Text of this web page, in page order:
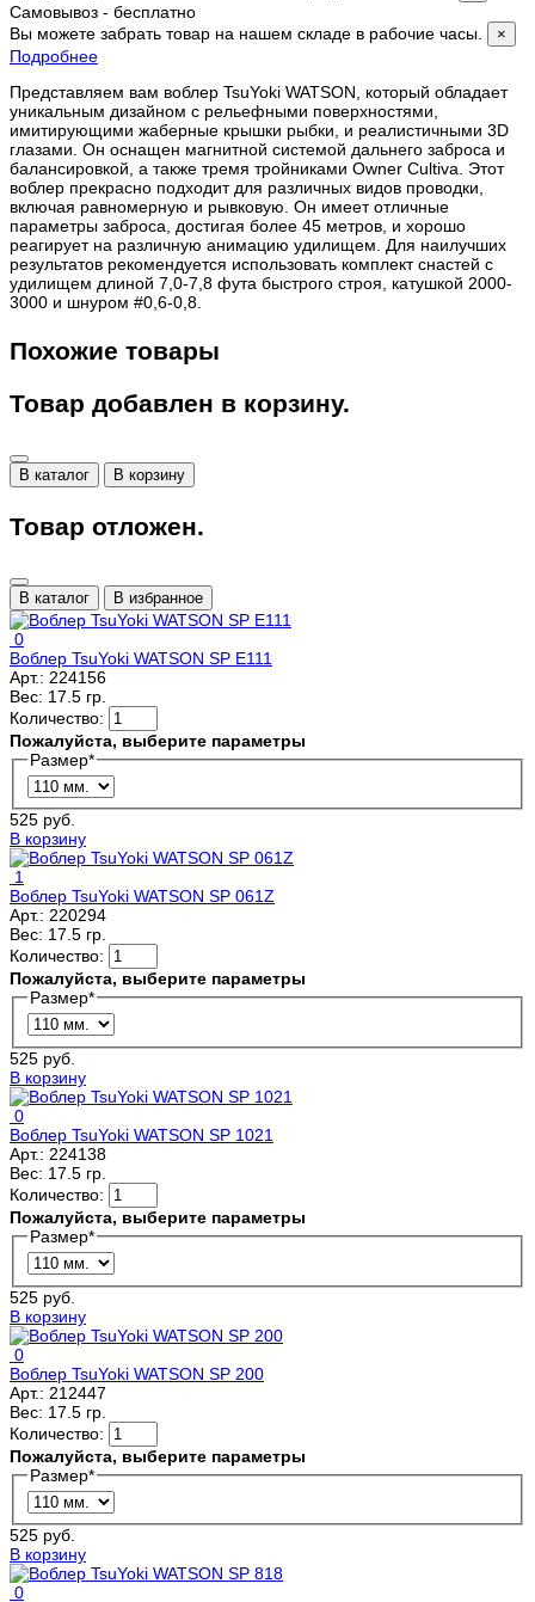
Самовывоз - бесплатно
Вы можете забрать товар на нашем складе в рабочие часы.
×
Подробнее
Представляем вам воблер TsuYoki WATSON, который обладает
уникальным дизайном с рельефными поверхностями,
имитирующими жаберные крышки рыбки, и реалистичными 3D
глазами. Он оснащен магнитной системой дальнего заброса и
балансировкой, а также тремя тройниками Owner Cultiva. Этот
воблер прекрасно подходит для различных видов проводки,
включая равномерную и рывковую. Он имеет отличные
параметры заброса, достигая более 45 метров, и хорошо
реагирует на различную анимацию удилищем. Для наилучших
результатов рекомендуется использовать комплект снастей с
удилищем длиной 7,0-7,8 фута быстрого строя, катушкой 2000-
3000 и шнуром #0,6-0,8.
Похожие товары
Товар добавлен в корзину.
В каталог В корзину
Товар отложен.
В каталог В избранное
0
Воблер TsuYoki WATSON SP E111
Арт.: 224156
Вес: 17.5 гр.
Количество:
Пожалуйста, выберите параметры
Размер*
525 руб.
В корзину
1
Воблер TsuYoki WATSON SP 061Z
Арт.: 220294
Вес: 17.5 гр.
Количество:
Пожалуйста, выберите параметры
Размер*
525 руб.
В корзину
0
Воблер TsuYoki WATSON SP 1021
Арт.: 224138
Вес: 17.5 гр.
Количество:
Пожалуйста, выберите параметры
Размер*
525 руб.
В корзину
0
Воблер TsuYoki WATSON SP 200
Арт.: 212447
Вес: 17.5 гр.
Количество:
Пожалуйста, выберите параметры
Размер*
525 руб.
В корзину
0